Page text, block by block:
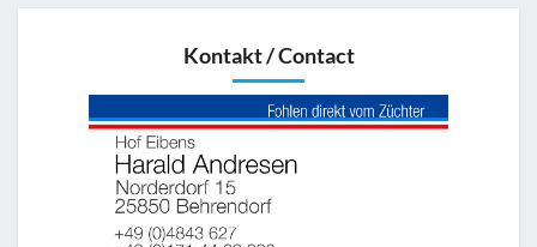
Kontakt / Contact